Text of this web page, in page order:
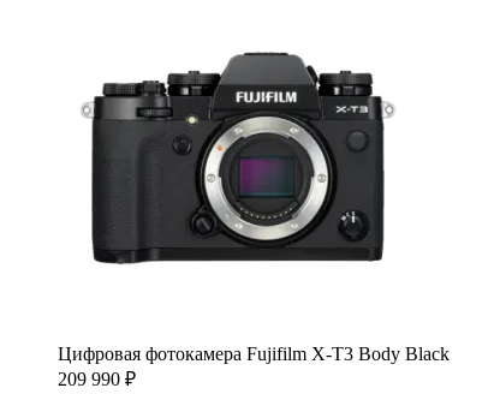
Цифровая фотокамера Fujifilm X-T3 Body Black
209 990 ₽